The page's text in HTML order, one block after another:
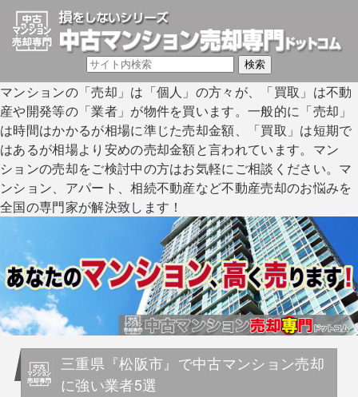
マンションの「売却」は「個人」の方々が、「買取」は不動
産や開発等の「業者」が物件を買います。一般的に「売却」
は時間はかかるが相場に準じた売却金額、「買取」は短期で
はあるが相場より安めの売却金額と言われています。マン
ションの売却をご検討中の方はお気軽にご相談ください。マ
ンション、アパート、相続不動産など不動産売却のお悩みを
全国の専門家が解決致します！
三重県『松阪市』で中古マンション売却
に強い業者5選